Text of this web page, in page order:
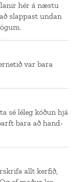
hér á næstu
slappast undan
var bara
sé léleg kóðun hjá
bara að hand-
allt kerfið,